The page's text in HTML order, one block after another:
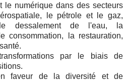
le numérique dans des secteurs
le pétrole et le gaz,
le dessalement de l'eau, la
consommation, la restauration,
par le biais de
faveur de la diversité et de